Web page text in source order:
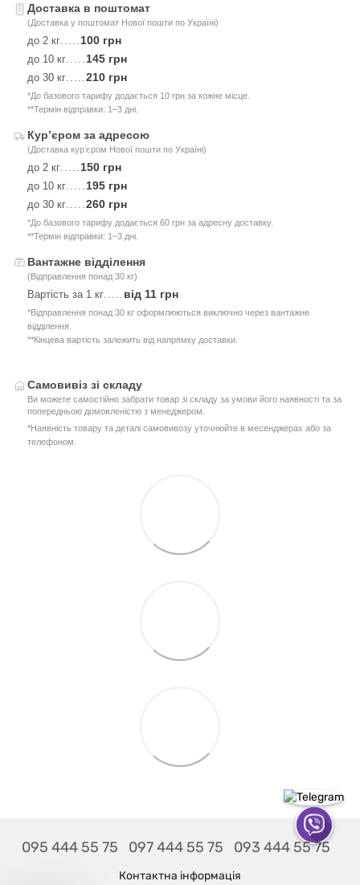
Доставка в поштомат
(Доставка у поштомат Нової пошти по Україні)
до 2 кг 100 грн
до 10 кг 145 грн
до 30 кг 210 грн
*До базового тарифу додається 10 грн за кожне місце.
**Термін відправки: 1–3 дні.
Курʼєром за адресою
(Доставка курʼєром Нової пошти по Україні)
до 2 кг 150 грн
до 10 кг 195 грн
до 30 кг 260 грн
*До базового тарифу додається 60 грн за адресну доставку.
**Термін відправки: 1–3 дні.
Вантажне відділення
(Відправлення понад 30 кг)
Вартість за 1 кг від 11 грн
*Відправлення понад 30 кг оформлюються виключно через вантажне
відділення.
**Кінцева вартість залежить від напрямку доставки.
Самовивіз зі складу
Ви можете самостійно забрати товар зі складу за умови його наявності та за
попередньою домовленістю з менеджером.
*Наявність товару та деталі самовивозу уточнюйте в месенджерах або за
телефоном.
095 444 55 75 097 444 55 75 093 444 55 75
Контактна інформація